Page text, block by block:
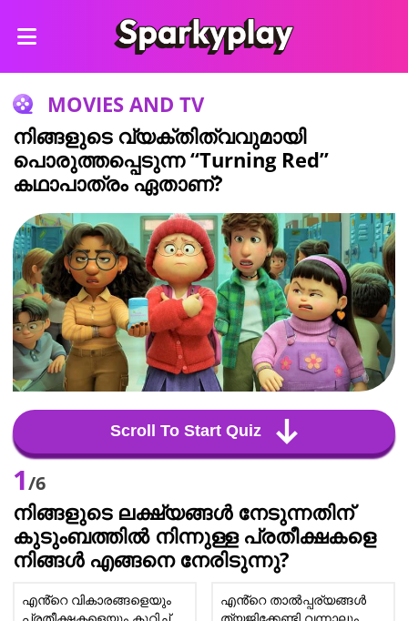
MOVIES AND TV
നിങ്ങളുടെ വ്യക്തിത്വവുമായി
പൊരുത്തപ്പെടുന്ന “Turning Red”
കഥാപാത്രം ഏതാണ്?
Scroll To Start Quiz
1/6
നിങ്ങളുടെ ലക്ഷ്യങ്ങൾ നേടുന്നതിന്
കുടുംബത്തിൽ നിന്നുള്ള പ്രതീക്ഷകളെ
നിങ്ങൾ എങ്ങനെ നേരിടുന്നു?
എൻ്റെ വികാരങ്ങളെയും
എൻ്റെ താൽപ്പര്യങ്ങൾ